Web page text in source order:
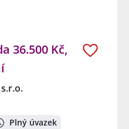
36.500 Kč,
Plný úvazek